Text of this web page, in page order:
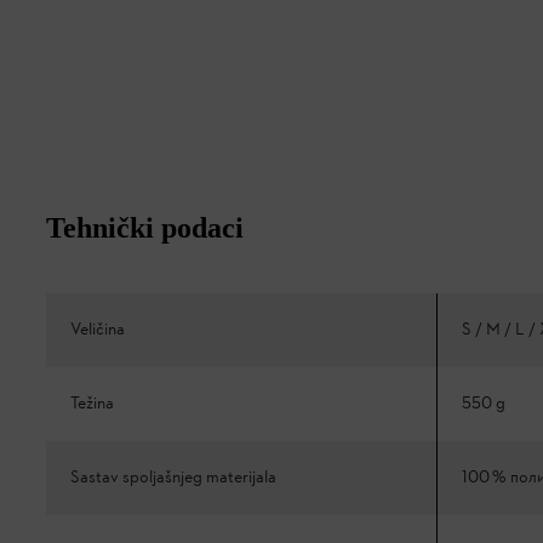
Tehnički podaci
Veličina S / M / L /
Težina 550 g
Sastav spoljašnjeg materijala 100 %